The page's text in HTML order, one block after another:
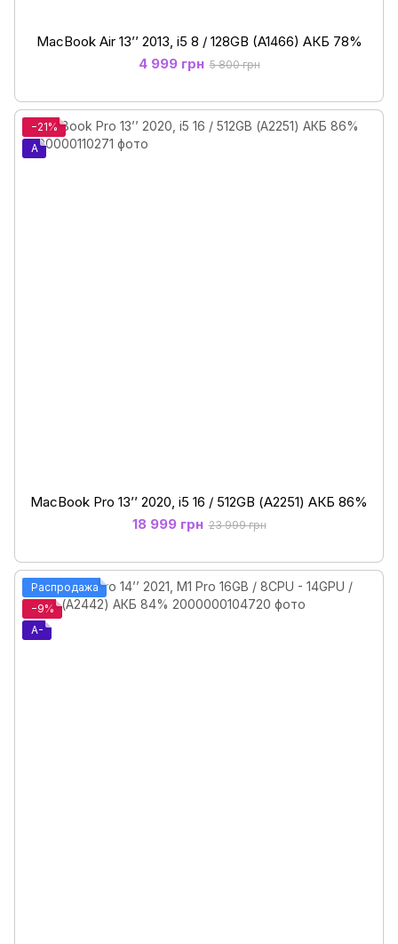
MacBook Air 13’’ 2013, i5 8 / 128GB (A1466) АКБ 78%
4 999 грн 5 800 грн
−21%
A
MacBook Pro 13’’ 2020, i5 16 / 512GB (А2251) АКБ 86%
18 999 грн 23 999 грн
Распродажа
−9%
A-